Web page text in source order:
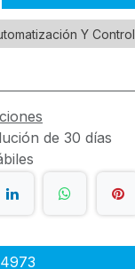
Y Control
de 30 días